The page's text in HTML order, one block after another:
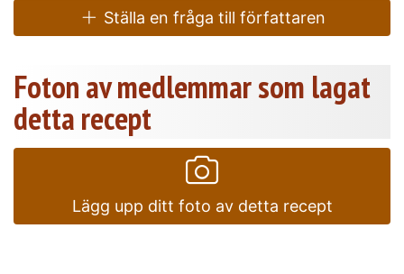
Ställa en fråga till författaren
Foton av medlemmar som lagat
detta recept
Lägg upp ditt foto av detta recept